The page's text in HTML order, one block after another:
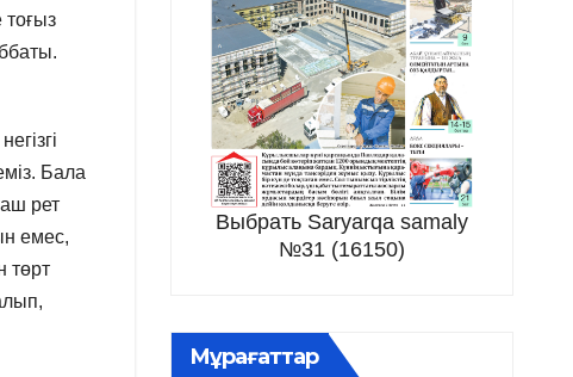
тоғыз
Бала
рет
емес,
төрт
Выбрать Saryarqa samaly
№31 (16150)
Мұрағаттар